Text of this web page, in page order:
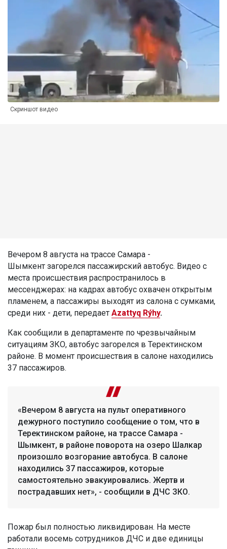
Скриншот видео
Вечером 8 августа на трассе Самара -
Шымкент загорелся пассажирский автобус. Видео с
места происшествия распространилось в
мессенджерах: на кадрах автобус охвачен открытым
пламенем, а пассажиры выходят из салона с сумками,
среди них - дети, передает Azattyq Rýhy.
Как сообщили в департаменте по чрезвычайным
ситуациям ЗКО, автобус загорелся в Теректинском
районе. В момент происшествия в салоне находились
37 пассажиров.
«Вечером 8 августа на пульт оперативного
дежурного поступило сообщение о том, что в
Теректинском районе, на трассе Самара -
Шымкент, в районе поворота на озеро Шалкар
произошло возгорание автобуса. В салоне
находились 37 пассажиров, которые
самостоятельно эвакуировались. Жертв и
пострадавших нет», - сообщили в ДЧС ЗКО.
Пожар был полностью ликвидирован. На месте
работали восемь сотрудников ДЧС и две единицы